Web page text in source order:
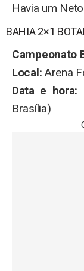
Havia um
BAHIA 2×1
Campeonato
Local: Arena
Data e hora:
Brasília)